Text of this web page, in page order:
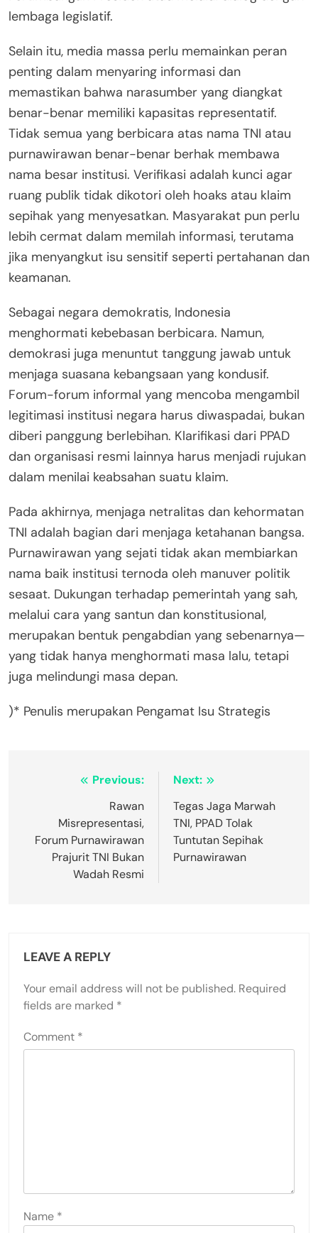
lembaga legislatif.
Selain itu, media massa perlu memainkan peran
penting dalam menyaring informasi dan
memastikan bahwa narasumber yang diangkat
benar-benar memiliki kapasitas representatif.
Tidak semua yang berbicara atas nama TNI atau
purnawirawan benar-benar berhak membawa
nama besar institusi. Verifikasi adalah kunci agar
ruang publik tidak dikotori oleh hoaks atau klaim
sepihak yang menyesatkan. Masyarakat pun perlu
lebih cermat dalam memilah informasi, terutama
jika menyangkut isu sensitif seperti pertahanan dan
keamanan.
Sebagai negara demokratis, Indonesia
menghormati kebebasan berbicara. Namun,
demokrasi juga menuntut tanggung jawab untuk
menjaga suasana kebangsaan yang kondusif.
Forum-forum informal yang mencoba mengambil
legitimasi institusi negara harus diwaspadai, bukan
diberi panggung berlebihan. Klarifikasi dari PPAD
dan organisasi resmi lainnya harus menjadi rujukan
dalam menilai keabsahan suatu klaim.
Pada akhirnya, menjaga netralitas dan kehormatan
TNI adalah bagian dari menjaga ketahanan bangsa.
Purnawirawan yang sejati tidak akan membiarkan
nama baik institusi ternoda oleh manuver politik
sesaat. Dukungan terhadap pemerintah yang sah,
melalui cara yang santun dan konstitusional,
merupakan bentuk pengabdian yang sebenarnya—
yang tidak hanya menghormati masa lalu, tetapi
juga melindungi masa depan.
)* Penulis merupakan Pengamat Isu Strategis
navigation
Previous:
Rawan
Misrepresentasi,
Forum Purnawirawan
Prajurit TNI Bukan
Wadah Resmi
Next:
Tegas Jaga Marwah
TNI, PPAD Tolak
Tuntutan Sepihak
Purnawirawan
LEAVE A REPLY
Your email address will not be published. Required
fields are marked *
Comment *
Name *